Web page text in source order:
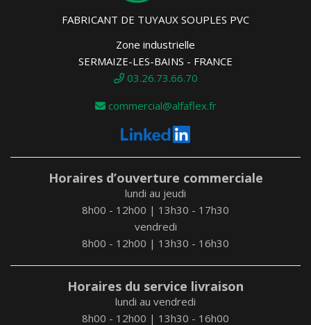
FABRICANT DE TUYAUX SOUPLES PVC
Zone industrielle
SERMAIZE-LES-BAINS - FRANCE
03.26.73.66.70
commercial@alfaflex.fr
Horaires d’ouverture commerciale
lundi au jeudi
8h00 - 12h00 | 13h30 - 17h30
vendredi
8h00 - 12h00 | 13h30 - 16h30
Horaires du service livraison
lundi au vendredi
8h00 - 12h00 | 13h30 - 16h00